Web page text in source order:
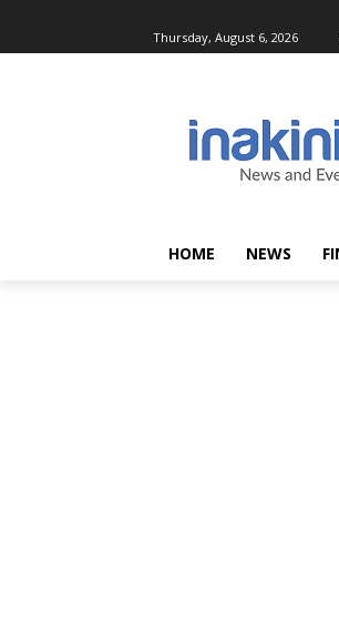
Thursday, August 6, 2026
HOME NEWS